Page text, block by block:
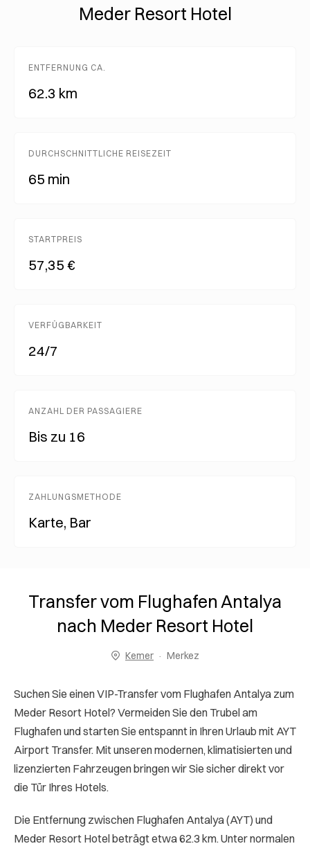
Meder Resort Hotel
ENTFERNUNG CA.
62.3 km
DURCHSCHNITTLICHE REISEZEIT
65 min
STARTPREIS
57,35 €
VERFÜGBARKEIT
24/7
ANZAHL DER PASSAGIERE
Bis zu 16
ZAHLUNGSMETHODE
Karte, Bar
Transfer vom Flughafen Antalya
nach Meder Resort Hotel
Kemer Merkez
Suchen Sie einen VIP-Transfer vom Flughafen Antalya zum
Meder Resort Hotel? Vermeiden Sie den Trubel am
Flughafen und starten Sie entspannt in Ihren Urlaub mit AYT
Airport Transfer. Mit unseren modernen, klimatisierten und
lizenzierten Fahrzeugen bringen wir Sie sicher direkt vor
die Tür Ihres Hotels.
Die Entfernung zwischen Flughafen Antalya (AYT) und
Meder Resort Hotel beträgt etwa 62.3 km. Unter normalen